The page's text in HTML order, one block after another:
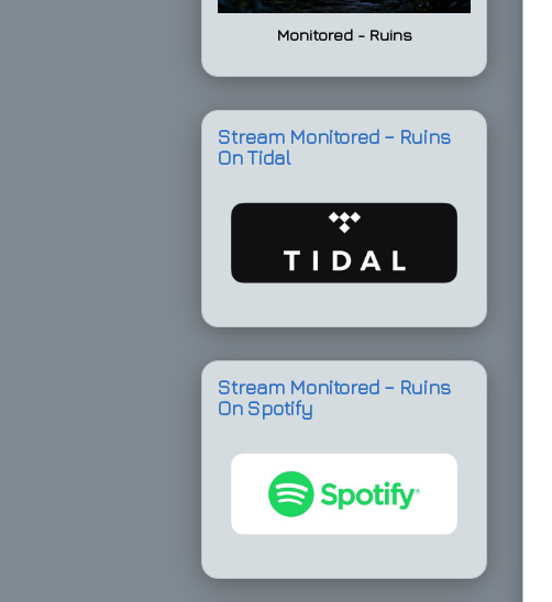
Monitored - Ruins
Stream Monitored – Ruins
On Tidal
Stream Monitored – Ruins
On Spotify